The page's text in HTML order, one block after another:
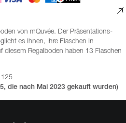
von mQuvée. Der Präsentations-
es Ihnen, Ihre Flaschen in
diesem Regalboden haben 13 Flaschen
125
die nach Mai 2023 gekauft wurden)